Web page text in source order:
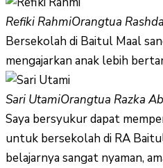
Refiki RahmiOrangtua
Bersekolah di Baitul Maal
mengajarkan anak lebih
Sari UtamiOrangtua Razka
Saya bersyukur dapat
untuk bersekolah di RA
belajarnya sangat nyaman,